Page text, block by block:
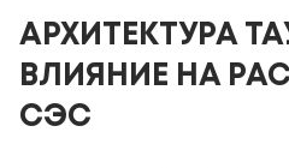
АРХИТЕКТУРА
ВЛИЯНИЕ НА
СЭС